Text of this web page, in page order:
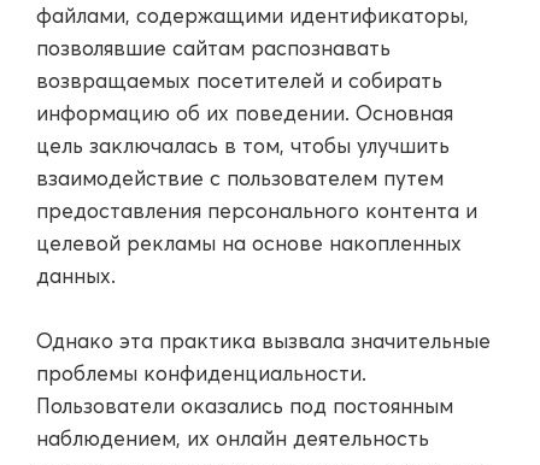
файлами, содержащими идентификаторы,
позволявшие сайтам распознавать
возвращаемых посетителей и собирать
информацию об их поведении. Основная
цель заключалась в том, чтобы улучшить
взаимодействие с пользователем путем
предоставления персонального контента и
целевой рекламы на основе накопленных
данных.
Однако эта практика вызвала значительные
проблемы конфиденциальности.
Пользователи оказались под постоянным
наблюдением, их онлайн деятельность